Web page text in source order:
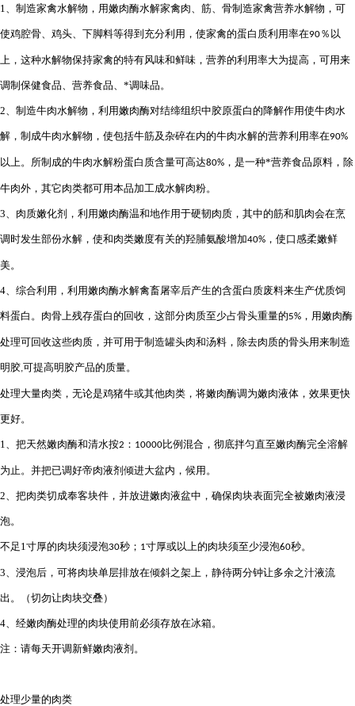
1、制造家禽水解物，用嫩肉酶水解家禽肉、筋、骨制造家禽营养水解物，可
使鸡腔骨、鸡头、下脚料等得到充分利用，使家禽的蛋白质利用率在90％以
上，这种水解物保持家禽的特有风味和鲜味，营养的利用率大为提高，可用来
调制保健食品、营养食品、*调味品。
2、制造牛肉水解物，利用嫩肉酶对结缔组织中胶原蛋白的降解作用使牛肉水
解，制成牛肉水解物，使包括牛筋及杂碎在内的牛肉水解的营养利用率在90%
以上。所制成的牛肉水解粉蛋白质含量可高达80% ，是一种*营养食品原料，除
牛肉外，其它肉类都可用本品加工成水解肉粉。
3、肉质嫩化剂，利用嫩肉酶温和地作用于硬韧肉质，其中的筋和肌肉会在烹
调时发生部份水解，使和肉类嫩度有关的羟脯氨酸增加40% ，使口感柔嫩鲜
美。
4、综合利用，利用嫩肉酶水解禽畜屠宰后产生的含蛋白质废料来生产优质饲
料蛋白。肉骨上残存蛋白的回收，这部分肉质至少占骨头重量的5% ，用嫩肉酶
处理可回收这些肉质，并可用于制造罐头肉和汤料，除去肉质的骨头用来制造
明胶,可提高明胶产品的质量。
处理大量肉类，无论是鸡猪牛或其他肉类，将嫩肉酶调为嫩肉液体，效果更快
更好。
1、把天然嫩肉酶和清水按2 ： 10000比例混合，彻底拌匀直至嫩肉酶完全溶解
为止。并把已调好帝肉液剂倾进大盆内，候用。
2、把肉类切成奉客块件，并放进嫩肉液盆中，确保肉块表面完全被嫩肉液浸
泡。
不足 1寸厚的肉块须浸泡30秒； 1寸厚或以上的肉块须至少浸泡60秒。
3、浸泡后，可将肉块单层排放在倾斜之架上，静待两分钟让多余之汁液流
出。（切勿让肉块交叠）
4、经嫩肉酶处理的肉块使用前必须存放在冰箱。
注：请每天开调新鲜嫩肉液剂。
处理少量的肉类